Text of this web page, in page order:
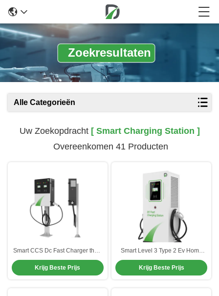
Zoekresultaten
Alle Categorieën
Uw Zoekopdracht [ Smart Charging Station ]
Overeenkomen 41 Producten
Smart CCS Dc Fast Charger thuis
Snel oplaadstation Veiligheid
Krijg Beste Prijs
Smart Level 3 Type 2 Ev Home
Charger Autoverlaadstation voor
extreme weersomstandigheden
Krijg Beste Prijs